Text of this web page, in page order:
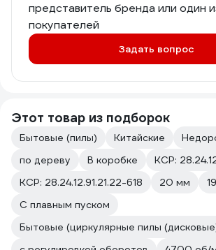
представитель бренда или один
покупателей
Задать вопрос
Этот товар из подборок
Бытовые (пилы) Китайские
по дереву
В коробке
КСР:
КСР: 28.24.12.91.21.22-618
20 мм
С плавным пуском
Бытовые (циркулярные пилы